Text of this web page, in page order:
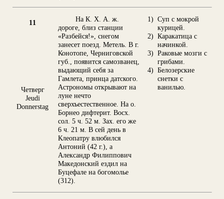
11
На К. X. А. ж.
дороге, близ станции
«Разбейся!», снегом
занесет поезд. Метель. В г.
Конотопе, Черниговской
губ., появится самозванец,
выдающий себя за
Гамлета, принца датского.
Астрономы открывают на
луне нечто
сверхъестественное. На о.
Борнео дифтерит. Восх.
сол. 5 ч. 52 м. Зах. его же
6 ч. 21 м. В сей день в
Клеопатру влюбился
Антоний (42 г.), а
Александр Филиппович
Македонский ездил на
Буцефале на богомолье
(312).
1) Суп с мокрой
курицей.
2) Каракатица с
начинкой.
3) Раковые мозги с
грибами.
4) Белозерские
снетки с
ванилью.
Четверг
Jeudi
Donnerstag